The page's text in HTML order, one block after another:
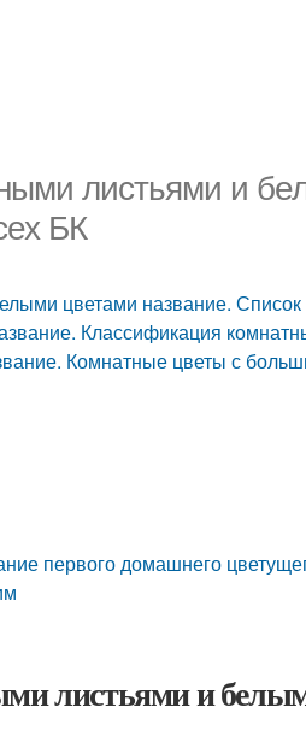
листьями и
БК
цветами название.
Классификация
Комнатные цветы с
первого домашнего
листьями и